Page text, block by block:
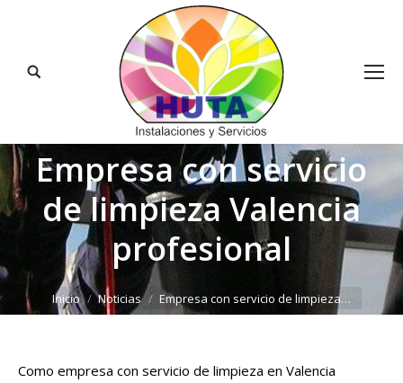
Buscar:
Empresa con servicio
de limpieza Valencia
profesional
Estás aquí:
Inicio Noticias Empresa con servicio de limpieza…
Como empresa con servicio de limpieza en Valencia